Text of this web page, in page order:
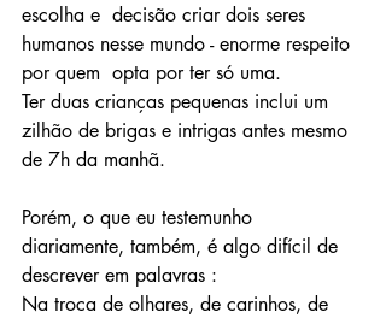
escolha e  decisão criar dois seres
humanos nesse mundo - enorme respeito
por quem  opta por ter só uma.
Ter duas crianças pequenas inclui um
zilhão de brigas e intrigas antes mesmo
de 7h da manhã.
Porém, o que eu testemunho
diariamente, também, é algo difícil de
descrever em palavras :
Na troca de olhares, de carinhos, de